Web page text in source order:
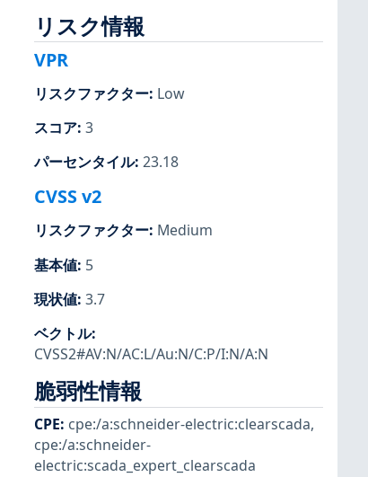
リスク情報
VPR
リスクファクター: Low
スコア: 3
パーセンタイル: 23.18
CVSS v2
リスクファクター: Medium
基本値: 5
現状値: 3.7
ベクトル:
CVSS2#AV:N/AC:L/Au:N/C:P/I:N/A:N
脆弱性情報
CPE: cpe:/a:schneider-electric:clearscada,
cpe:/a:schneider-
electric:scada_expert_clearscada